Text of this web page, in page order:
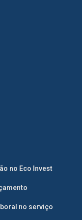
no Eco Invest
no serviço